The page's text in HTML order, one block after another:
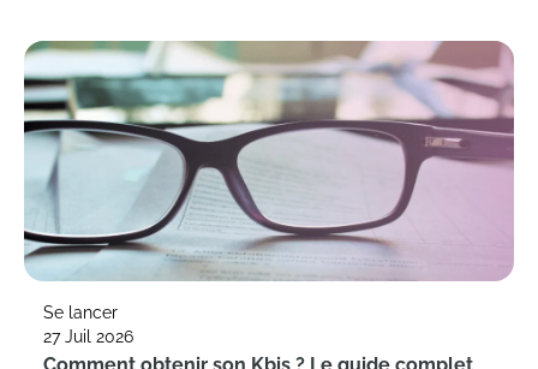
Se lancer
27 Juil 2026
Comment obtenir son Kbis ? Le guide complet